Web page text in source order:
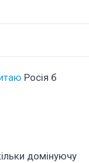
Росія б
домінуючу